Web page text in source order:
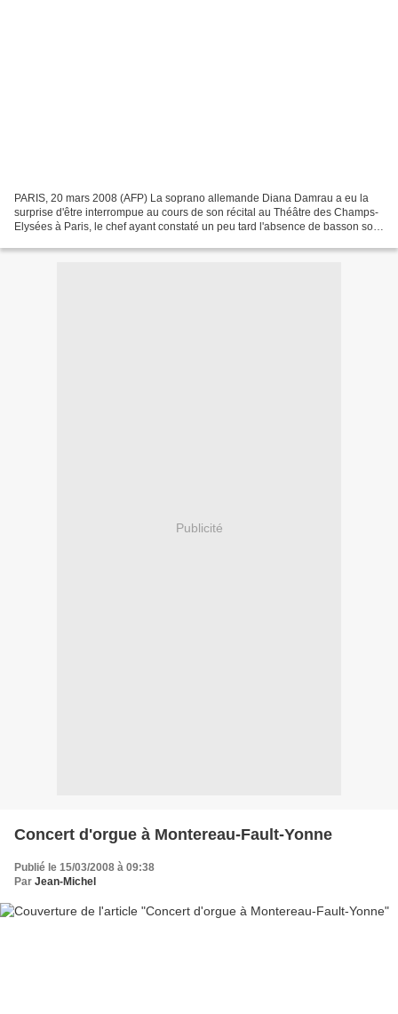
PARIS, 20 mars 2008 (AFP) La soprano allemande Diana Damrau a eu la
surprise d'être interrompue au cours de son récital au Théâtre des Champs-
Elysées à Paris, le chef ayant constaté un peu tard l'absence de basson solo
Publicité
Concert d'orgue à Montereau-Fault-Yonne
Publié le 15/03/2008 à 09:38
Par Jean-Michel